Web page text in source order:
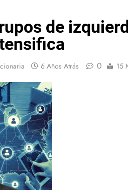
de
6 Años Atrás 0 15